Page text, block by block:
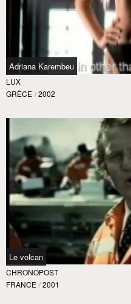
Adriana Karembeu
LUX
GRÈCE / 2002
Le volcan
CHRONOPOST
FRANCE / 2001